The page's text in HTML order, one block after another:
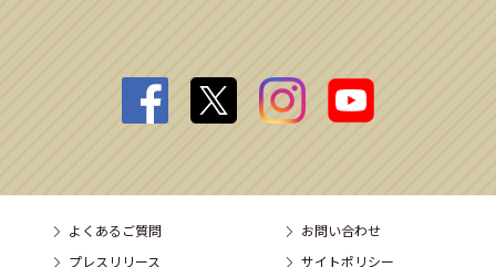
よくあるご質問
お問い合わせ
プレスリリース
サイトポリシー